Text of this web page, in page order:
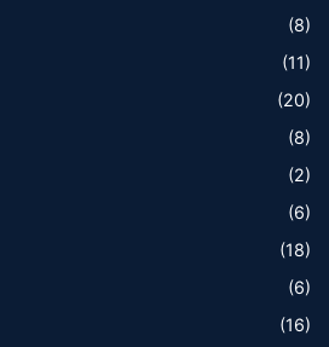
(8)
(11)
(20)
(8)
(2)
(6)
(18)
(6)
(16)